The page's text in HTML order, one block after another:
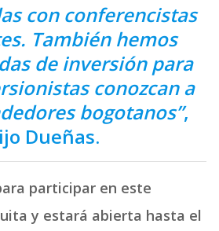
con conferencistas
También hemos
de inversión para
conozcan a
bogotanos”,
Dueñas.
participar en este
y estará abierta hasta el